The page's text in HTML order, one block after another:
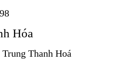
Hóa
Thanh Hoá